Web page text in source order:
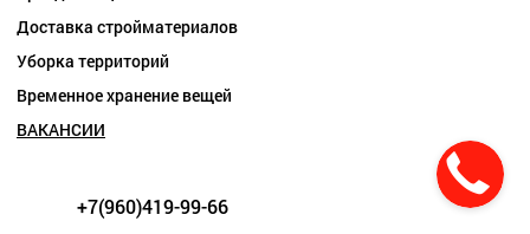
Доставка стройматериалов
Уборка территорий
Временное хранение вещей
ВАКАНСИИ
+7(960)419-99-66